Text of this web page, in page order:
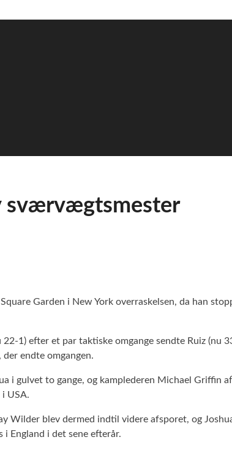
sværvægtsmester
Garden i New York overraskelsen, da han
1) efter et par taktiske omgange sendte Ruiz
endte omgangen.
i gulvet to gange, og kamplederen Michael
USA.
Wilder blev dermed indtil videre afsporet, og
England i det sene efterår.